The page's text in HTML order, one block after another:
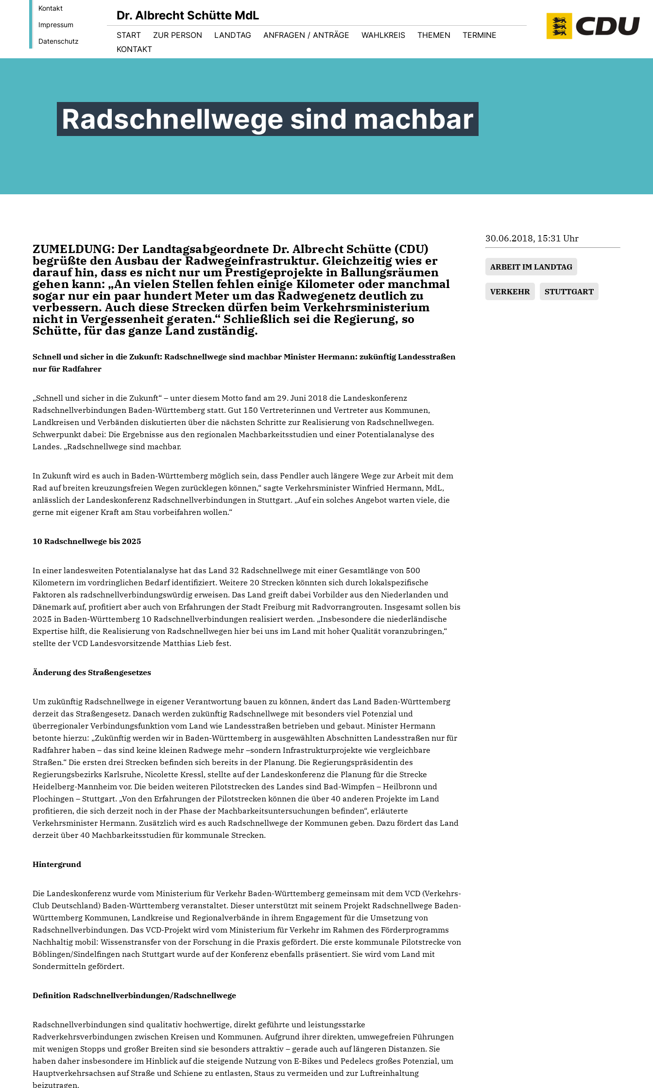
Kontakt
Impressum
Datenschutz
Dr. Albrecht Schütte MdL
START ZUR PERSON LANDTAG ANFRAGEN / ANTRÄGE WAHLKREIS THEMEN
TERMINE
KONTAKT
Radschnellwege sind machbar
ZUMELDUNG: Der Landtagsabgeordnete Dr. Albrecht Schütte (CDU)
begrüßte den Ausbau der Radwegeinfrastruktur. Gleichzeitig wies er
darauf hin, dass es nicht nur um Prestigeprojekte in Ballungsräumen
gehen kann: „An vielen Stellen fehlen einige Kilometer oder manchmal
sogar nur ein paar hundert Meter um das Radwegenetz deutlich zu
verbessern. Auch diese Strecken dürfen beim Verkehrsministerium
nicht in Vergessenheit geraten.“ Schließlich sei die Regierung, so
Schütte, für das ganze Land zuständig.
Schnell und sicher in die Zukunft: Radschnellwege sind machbar Minister Hermann: zukünftig Landesstraßen
nur für Radfahrer
Schnell und sicher in die Zukunft“ – unter diesem Motto fand am 29. Juni 2018 die Landeskonferenz
Radschnellverbindungen Baden-Württemberg statt. Gut 150 Vertreterinnen und Vertreter aus Kommunen,
Landkreisen und Verbänden diskutierten über die nächsten Schritte zur Realisierung von Radschnellwegen.
Schwerpunkt dabei: Die Ergebnisse aus den regionalen Machbarkeitsstudien und einer Potentialanalyse des
Landes. „Radschnellwege sind machbar.
In Zukunft wird es auch in Baden-Württemberg möglich sein, dass Pendler auch längere Wege zur Arbeit mit dem
Rad auf breiten kreuzungsfreien Wegen zurücklegen können,“ sagte Verkehrsminister Winfried Hermann, MdL,
anlässlich der Landeskonferenz Radschnellverbindungen in Stuttgart. „Auf ein solches Angebot warten viele, die
gerne mit eigener Kraft am Stau vorbeifahren wollen.“
10 Radschnellwege bis 2025
In einer landesweiten Potentialanalyse hat das Land 32 Radschnellwege mit einer Gesamtlänge von 500
Kilometern im vordringlichen Bedarf identifiziert. Weitere 20 Strecken könnten sich durch lokalspezifische
Faktoren als radschnellverbindungswürdig erweisen. Das Land greift dabei Vorbilder aus den Niederlanden und
Dänemark auf, profitiert aber auch von Erfahrungen der Stadt Freiburg mit Radvorrangrouten. Insgesamt sollen bis
2025 in Baden-Württemberg 10 Radschnellverbindungen realisiert werden. „Insbesondere die niederländische
Expertise hilft, die Realisierung von Radschnellwegen hier bei uns im Land mit hoher Qualität voranzubringen,“
stellte der VCD Landesvorsitzende Matthias Lieb fest.
Änderung des Straßengesetzes
Um zukünftig Radschnellwege in eigener Verantwortung bauen zu können, ändert das Land Baden-Württemberg
derzeit das Straßengesetz. Danach werden zukünftig Radschnellwege mit besonders viel Potenzial und
überregionaler Verbindungsfunktion vom Land wie Landesstraßen betrieben und gebaut. Minister Hermann
betonte hierzu: „Zukünftig werden wir in Baden-Württemberg in ausgewählten Abschnitten Landesstraßen nur für
Radfahrer haben – das sind keine kleinen Radwege mehr –sondern Infrastrukturprojekte wie vergleichbare
Straßen.“ Die ersten drei Strecken befinden sich bereits in der Planung. Die Regierungspräsidentin des
Regierungsbezirks Karlsruhe, Nicolette Kressl, stellte auf der Landeskonferenz die Planung für die Strecke
Heidelberg-Mannheim vor. Die beiden weiteren Pilotstrecken des Landes sind Bad-Wimpfen – Heilbronn und
Plochingen – Stuttgart. „Von den Erfahrungen der Pilotstrecken können die über 40 anderen Projekte im Land
profitieren, die sich derzeit noch in der Phase der Machbarkeitsuntersuchungen befinden“, erläuterte
Verkehrsminister Hermann. Zusätzlich wird es auch Radschnellwege der Kommunen geben. Dazu fördert das Land
derzeit über 40 Machbarkeitsstudien für kommunale Strecken.
Hintergrund
Die Landeskonferenz wurde vom Ministerium für Verkehr Baden-Württemberg gemeinsam mit dem VCD (Verkehrs-
Club Deutschland) Baden-Württemberg veranstaltet. Dieser unterstützt mit seinem Projekt Radschnellwege Baden-
Württemberg Kommunen, Landkreise und Regionalverbände in ihrem Engagement für die Umsetzung von
Radschnellverbindungen. Das VCD-Projekt wird vom Ministerium für Verkehr im Rahmen des Förderprogramms
Nachhaltig mobil: Wissenstransfer von der Forschung in die Praxis gefördert. Die erste kommunale Pilotstrecke von
Böblingen/Sindelfingen nach Stuttgart wurde auf der Konferenz ebenfalls präsentiert. Sie wird vom Land mit
Sondermitteln gefördert.
Definition Radschnellverbindungen/Radschnellwege
Radschnellverbindungen sind qualitativ hochwertige, direkt geführte und leistungsstarke
Radverkehrsverbindungen zwischen Kreisen und Kommunen. Aufgrund ihrer direkten, umwegefreien Führungen
mit wenigen Stopps und großer Breiten sind sie besonders attraktiv – gerade auch auf längeren Distanzen. Sie
haben daher insbesondere im Hinblick auf die steigende Nutzung von E-Bikes und Pedelecs großes Potenzial, um
Hauptverkehrsachsen auf Straße und Schiene zu entlasten, Staus zu vermeiden und zur Luftreinhaltung
beizutragen.
30.06.2018, 15:31 Uhr
ARBEIT IM LANDTAG
VERKEHR STUTTGART